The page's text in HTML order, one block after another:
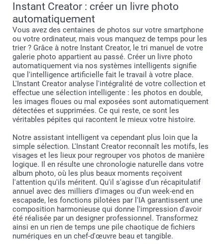
Instant Creator : créer un livre photo
automatiquement
Vous avez des centaines de photos sur votre smartphone
ou votre ordinateur, mais vous manquez de temps pour les
trier ? Grâce à notre Instant Creator, le tri manuel de votre
galerie photo appartient au passé. Créer un livre photo
automatiquement via nos systèmes intelligents signifie
que l'intelligence artificielle fait le travail à votre place.
L'Instant Creator analyse l'intégralité de votre collection et
effectue une sélection intelligente : les photos en double,
les images floues ou mal exposées sont automatiquement
détectées et supprimées. Ce qui reste, ce sont les
véritables pépites qui racontent le mieux votre histoire.
Notre assistant intelligent va cependant plus loin que la
simple sélection. L'Instant Creator reconnaît les motifs, les
visages et les lieux pour regrouper vos photos de manière
logique. Il en résulte une chronologie naturelle dans votre
album photo, où les plus beaux moments reçoivent
l'attention qu'ils méritent. Qu'il s'agisse d'un récapitulatif
annuel avec des milliers d'images ou d'un week-end en
escapade, les fonctions pilotées par l'IA garantissent une
composition harmonieuse qui donne l'impression d'avoir
été réalisée par un designer professionnel. Transformez
ainsi en un rien de temps une pile chaotique de fichiers
numériques en un chef-d'œuvre beau et tangible.